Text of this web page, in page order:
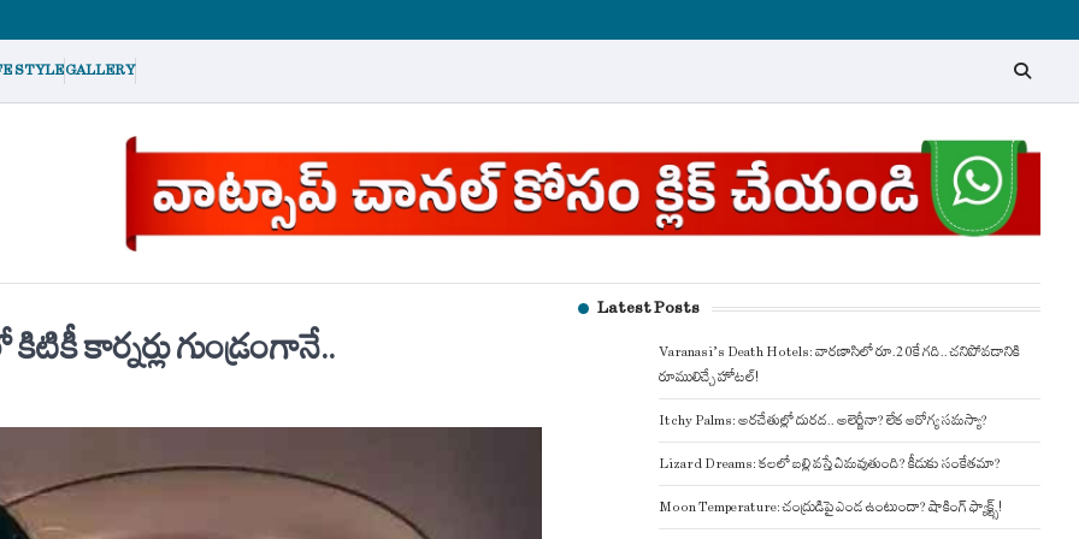
STYLEGALLERY
కార్నర్లు గుండ్రంగానే..
Latest Posts
Varanasi’s Death Hotels: వారణాసిలో రూ.20కే గది.. చనిపోవడానికి
రూములిచ్చే హోటల్!
Itchy Palms: అరచేతుల్లో దురద.. అలెర్జీనా? లేక ఆరోగ్య సమస్యా?
Lizard Dreams: కలలో బల్లి వస్తే ఏమవుతుంది? కీడుకు సంకేతమా?
Moon Temperature: చంద్రుడిపై ఎండ ఉంటుందా? షాకింగ్ ఫ్యాక్ట్స్!